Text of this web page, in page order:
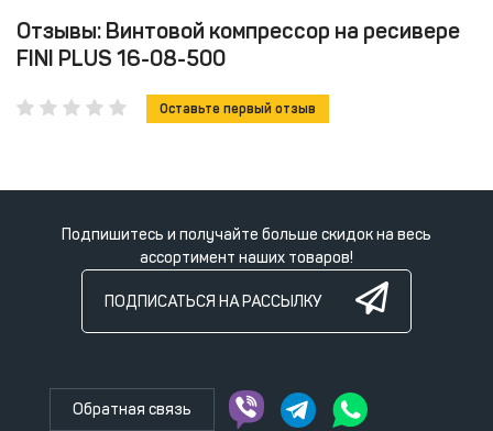
Отзывы: Винтовой компрессор на ресивере
FINI PLUS 16-08-500
Оставьте первый отзыв
Подпишитесь и получайте больше скидок на весь
ассортимент наших товаров!
ПОДПИСАТЬСЯ НА РАССЫЛКУ
Обратная связь